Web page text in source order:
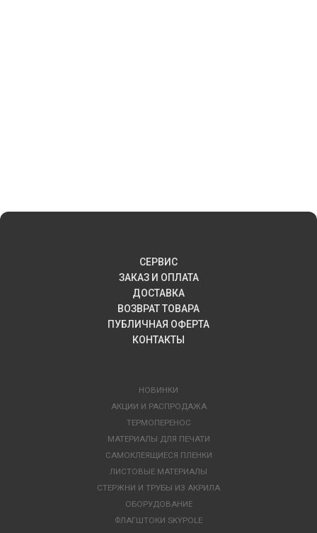
СЕРВИС
ЗАКАЗ И ОПЛАТА
ДОСТАВКА
ВОЗВРАТ ТОВАРА
ПУБЛИЧНАЯ ОФЕРТА
КОНТАКТЫ
НОВИНКИ
АКЦИИ И РАСПРОДАЖА
ТЕРМОПЕРЕНОС
МАТЕРИАЛЫ ДЛЯ ПЕЧАТИ
САМОКЛЕЯЩИЕСЯ ПЛЕНКИ
ЛИСТОВЫЕ МАТЕРИАЛЫ
СТЕРЖНИ И ТРУБЫ ИЗ АКРИЛА
ОБОРУДОВАНИЕ
ФЛАГШТОКИ SKYPOLE